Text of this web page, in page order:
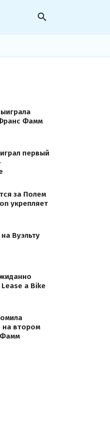
search
Фамм
первый
за Полем
укрепляет
Вуэльту
a Bike
на втором
Фамм